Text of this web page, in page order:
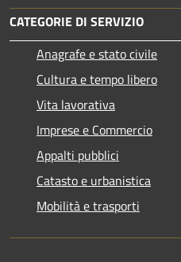
CATEGORIE DI SERVIZIO
Anagrafe e stato civile
Cultura e tempo libero
Vita lavorativa
Imprese e Commercio
Appalti pubblici
Catasto e urbanistica
Mobilità e trasporti